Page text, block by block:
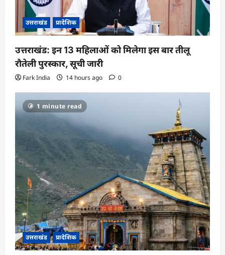
उत्तराखंड प्रादेशिक
उत्तराखंड: इन 13 महिलाओं को मिलेगा इस बार तीलू
रौतेली पुरस्कार, सूची जारी
Fark India 14 hours ago 0
1 minute read
उत्तराखंड प्रादेशिक